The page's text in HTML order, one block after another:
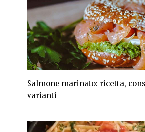
Salmone marinato: ricetta,
varianti